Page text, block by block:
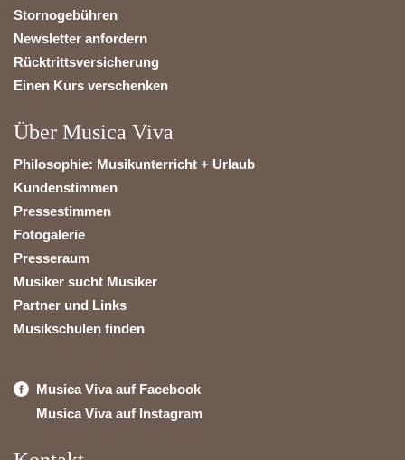
Stornogebühren
Newsletter anfordern
Rücktrittsversicherung
Einen Kurs verschenken
Über Musica Viva
Philosophie: Musikunterricht + Urlaub
Kundenstimmen
Pressestimmen
Fotogalerie
Presseraum
Musiker sucht Musiker
Partner und Links
Musikschulen finden
Musica Viva auf Facebook
Musica Viva auf Instagram